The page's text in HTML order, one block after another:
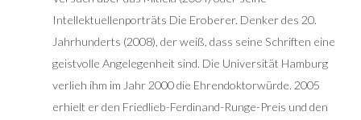
Intellektuellenporträts Die Eroberer. Denker des 20.
Jahrhunderts (2008), der weiß, dass seine Schriften eine
geistvolle Angelegenheit sind. Die Universität Hamburg
verlieh ihm im Jahr 2000 die Ehrendoktorwürde. 2005
erhielt er den Friedlieb-Ferdinand-Runge-Preis und den